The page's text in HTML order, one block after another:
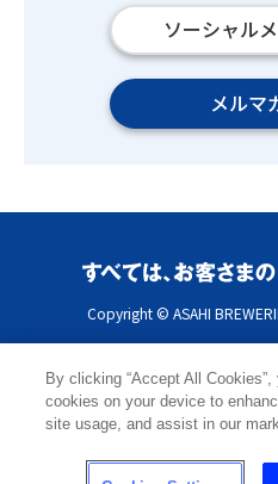
ソーシャル
メルマ
Copyright © ASAHI
By clicking “Accept All
cookies on your device to
site usage, and assist in our